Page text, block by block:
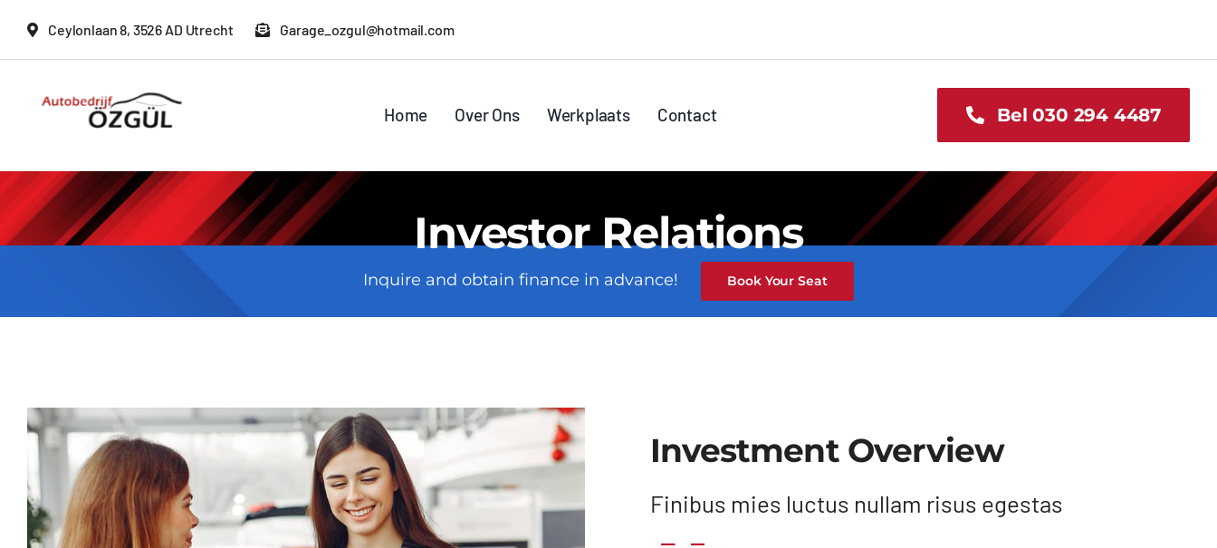
naar
Ceylonlaan 8, 3526 AD Utrecht Garage_ozgul@hotmail.com
Home Over Ons Werkplaats Contact Bel 030 294 4487
Investor Relations
Inquire and obtain finance in advance! Book Your Seat
Investment Overview
Finibus mies luctus nullam risus egestas